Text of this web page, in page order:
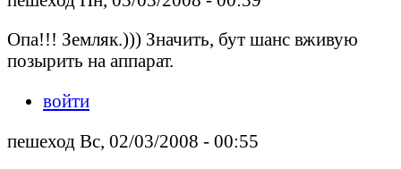
Опа!!! Земляк.))) Значить, бут шанс вживую
позырить на аппарат.
войти
пешеход Вс, 02/03/2008 - 00:55